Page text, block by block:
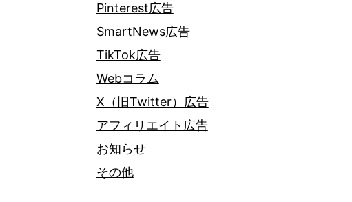
Pinterest広告
SmartNews広告
TikTok広告
Webコラム
X（旧Twitter）広告
アフィリエイト広告
お知らせ
その他